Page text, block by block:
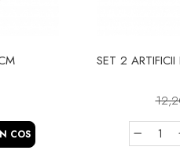
COS
SET 2